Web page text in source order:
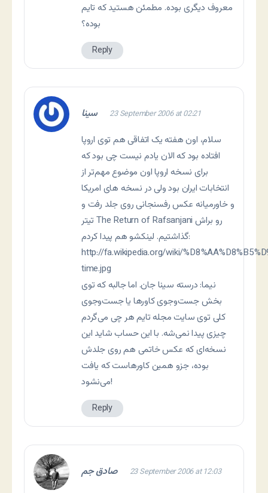
معروف ديگری بوده. مطمئن هستيد که تايم
بوده؟
Reply
سینا 23 September 2006 at 02:21
سلام، اون هفته یک اتفاقی هم توی اروپا
افتاده بود که الان یادم نیست چی بود که
برای نسخه اروپا اون موضوع مهم‌تر از
انتخابات ایران بود ولی در نسخه های امریکا
و خاورمیانه عکس رفسنجانی روی جلد رفت و
تیتر The Return of Rafsanjani رو براش
گذاشتیم. لینکشو هم پیدا کردم:
http://fa.wikipedia.org/wiki/
time.jpg
نيما: درسته سينا جان. اما جالبه که توی
بخش جست‌وجوی کاورها يا جست‌وجوی
کلی توی سايت مجله تايم هر چی می‌گردم
چيزی پيدا نمی‌شه. با اين حساب شايد اين
نسخه‌ای که عکس خاتمی هم روی جلدش
بوده، جزو همين کاورهاست که يافت
می‌نشود!
Reply
صادق جم 23 September 2006 at 12:03